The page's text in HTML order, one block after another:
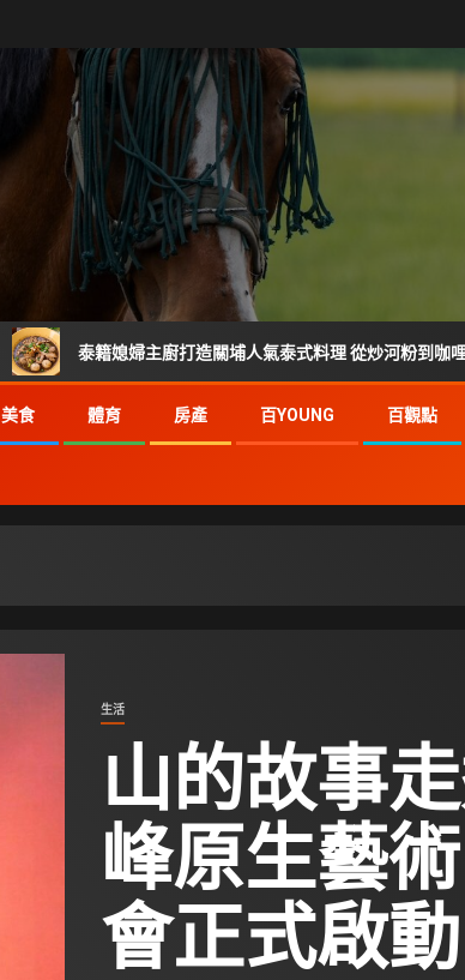
泰籍媳婦主廚打造關埔人氣泰式料理 從炒河粉到咖哩 展現現
美食 體育 房產 百YOUNG 百觀點
生活
山的故事
峰原生藝
會正式啟動